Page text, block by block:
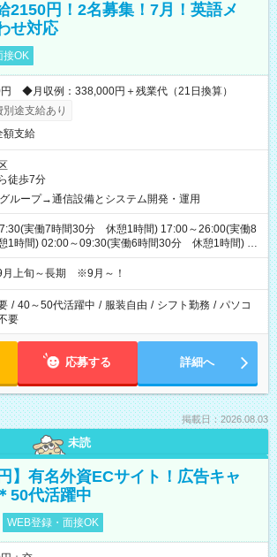
2150円！2名募集！7月！英語メ
せ対応
接OK
◆月収例：338,000円＋残業代（21日換算）
別途支給あり
額支給
徒歩7分
グループ→通信設備とシステム開発・運用
実働7時間30分 休憩1時間) 17:00～26:00(実働8
1時間) 02:00～09:30(実働6時間30分 休憩1時間) ※
時間1/夜勤は就業時間2.3を連続で行って頂きます
月上旬～長期 ※9月～！
/ 40～50代活躍中 / 服装自由 / シフト勤務 / パソコ
要
応募する 詳細へ
掲載日：2026.08.03
未読
】有名外資ECサイト！広告キャ
50代活躍中
WEB登録・面接OK